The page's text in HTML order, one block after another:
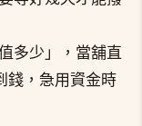
多少」，當舖直
錢，急用資金時